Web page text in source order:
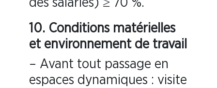
des salariés) ≥ 70 %.
10. Conditions matérielles
et environnement de travail
– Avant tout passage en
espaces dynamiques : visite